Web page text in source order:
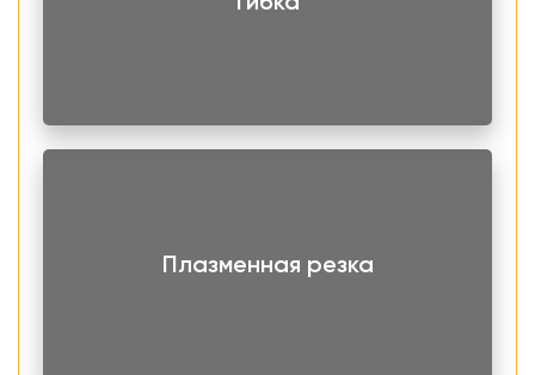
Плазменная резка